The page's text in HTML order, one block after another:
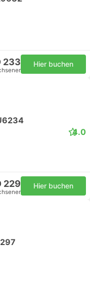
233 Hier buchen
4.0
229 Hier buchen